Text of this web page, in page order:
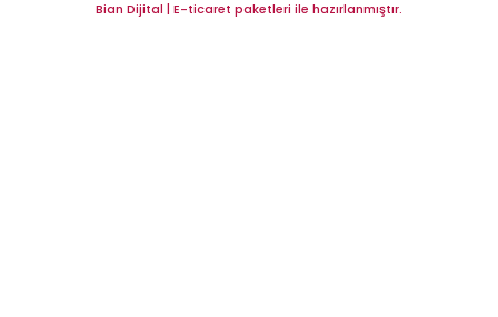
Bian Dijital | E-ticaret paketleri ile hazırlanmıştır.